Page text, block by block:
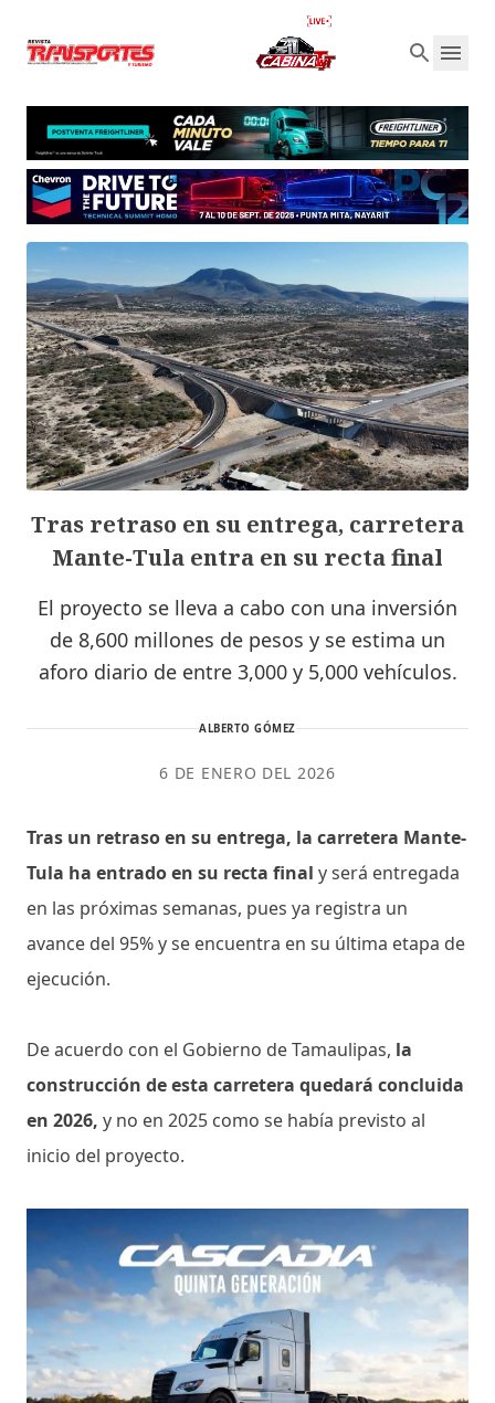
Tras retraso en su entrega, carretera
Mante-Tula entra en su recta final
El proyecto se lleva a cabo con una inversión
de 8,600 millones de pesos y se estima un
aforo diario de entre 3,000 y 5,000 vehículos.
ALBERTO GÓMEZ
6 DE ENERO DEL 2026
Tras un retraso en su entrega, la carretera Mante-
Tula ha entrado en su recta final y será entregada
en las próximas semanas, pues ya registra un
avance del 95% y se encuentra en su última etapa de
ejecución.
De acuerdo con el Gobierno de Tamaulipas, la
construcción de esta carretera quedará concluida
en 2026, y no en 2025 como se había previsto al
inicio del proyecto.